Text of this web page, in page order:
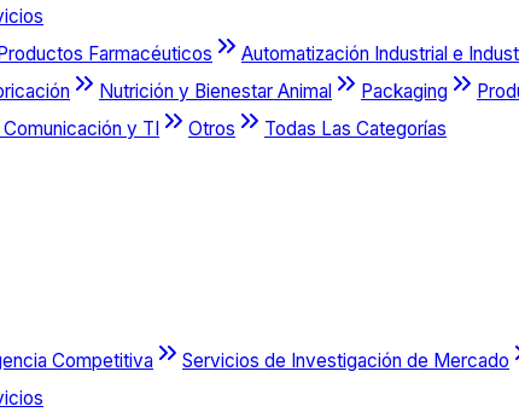
Farmacéuticos Automatización Industrial e
Nutrición y Bienestar Animal Packaging
y TI Otros Todas Las Categorías
Competitiva Servicios de Investigación de Mercado